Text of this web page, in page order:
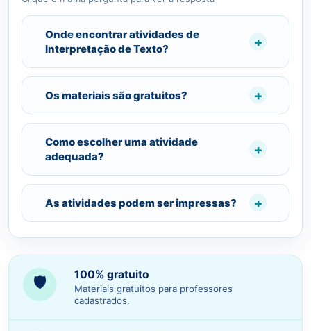
Onde encontrar atividades de
Interpretação de Texto?
Os materiais são gratuitos?
Como escolher uma atividade
adequada?
As atividades podem ser impressas?
🛡️ 100% gratuito
Materiais gratuitos para professores
cadastrados.